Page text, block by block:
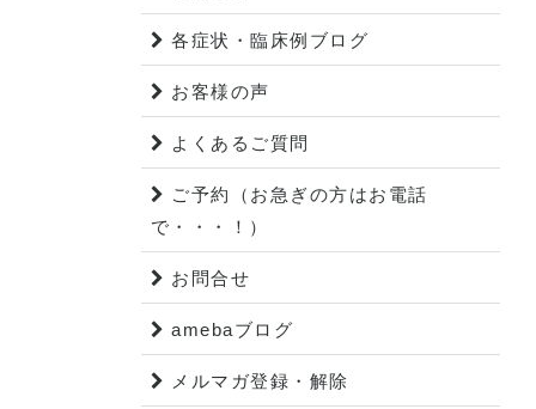
各症状・臨床例ブログ
お客様の声
よくあるご質問
ご予約（お急ぎの方はお電話
で・・・！）
お問合せ
amebaブログ
メルマガ登録・解除